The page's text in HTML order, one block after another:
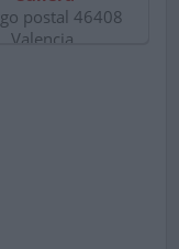
postal 46408
Valencia.